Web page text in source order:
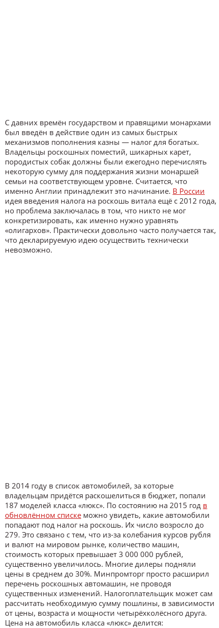
С давних времён государством и правящими монархами
был введён в действие один из самых быстрых
механизмов пополнения казны — налог для богатых.
Владельцы роскошных поместий, шикарных карет,
породистых собак должны были ежегодно перечислять
некоторую сумму для поддержания жизни монаршей
семьи на соответствующем уровне. Считается, что
именно Англии принадлежит это начинание. В России
идея введения налога на роскошь витала ещё с 2012 года,
но проблема заключалась в том, что никто не мог
конкретизировать, как именно нужно уравнять
«олигархов». Практически довольно часто получается так,
что декларируемую идею осуществить технически
невозможно.
В 2014 году в список автомобилей, за которые
владельцам придётся раскошелиться в бюджет, попали
187 моделей класса «люкс». По состоянию на 2015 год в
обновлённом списке можно увидеть, какие автомобили
попадают под налог на роскошь. Их число возросло до
279. Это связано с тем, что из-за колебания курсов рубля
и валют на мировом рынке, количество машин,
стоимость которых превышает 3 000 000 рублей,
существенно увеличилось. Многие дилеры подняли
цены в среднем до 30%. Минпромторг просто расширил
перечень роскошных автомашин, не проводя
существенных изменений. Налогоплательщик может сам
рассчитать необходимую сумму пошлины, в зависимости
от цены, возраста и мощности четырёхколёсного друга.
Цена на автомобиль класса «люкс» делится: